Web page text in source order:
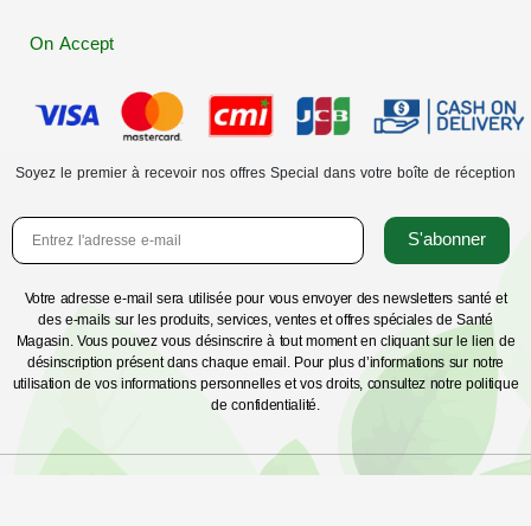
On Accept
Soyez le premier à recevoir nos offres Special dans votre boîte de réception
S'abonner
Votre adresse e-mail sera utilisée pour vous envoyer des newsletters santé et
des e-mails sur les produits, services, ventes et offres spéciales de Santé
Magasin. Vous pouvez vous désinscrire à tout moment en cliquant sur le lien de
désinscription présent dans chaque email. Pour plus d’informations sur notre
utilisation de vos informations personnelles et vos droits, consultez notre politique
de confidentialité.